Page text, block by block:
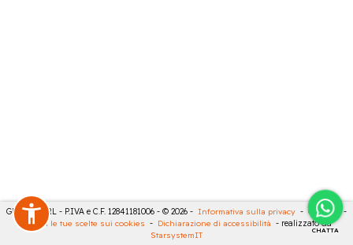
CHATTA
GECO 14 SRL - P.IVA e C.F. 12841181006 - © 2026 - Informativa sulla privacy - Cookies
-
Rivedi le tue scelte sui cookies - Dichiarazione di accessibilità - realizzato da
StarsystemIT